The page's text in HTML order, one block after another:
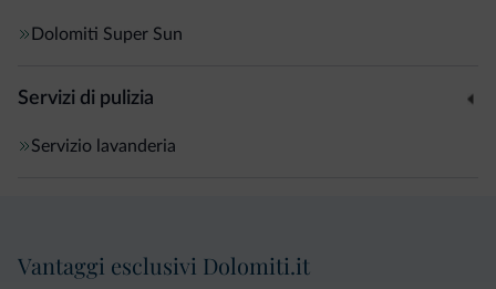
Dolomiti Super Sun
Servizi di pulizia
Servizio lavanderia
Vantaggi esclusivi Dolomiti.it